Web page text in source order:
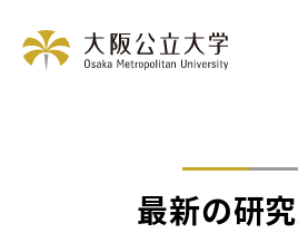
最新の研